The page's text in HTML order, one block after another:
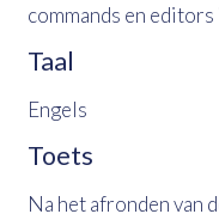
commands en editors
Taal
Engels
Toets
Na het afronden van